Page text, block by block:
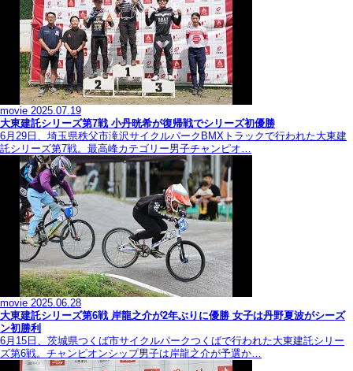
movie 2025.07.19
大東建託シリーズ第7戦 ⼩丹晄希が復帰戦でシリーズ初優勝
6月29日、埼玉県秩父市滝沢サイクルパークBMXトラックで行われた大東建
託シリーズ第7戦。最高峰カテゴリー男子チャンピオ…
movie 2025.06.28
大東建託シリーズ第6戦 岸龍之介が2年ぶりに優勝 女子は丹野夏波がシーズ
ン初勝利
6月15日、茨城県つくば市サイクルパークつくばで行われた大東建託シリー
ズ第6戦。チャンピオンシップ男子は岸龍之介が予選か…